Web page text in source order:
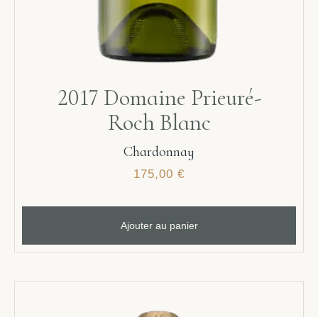
2017 Domaine Prieuré-
Roch Blanc
Chardonnay
175,00 €
Ajouter au panier